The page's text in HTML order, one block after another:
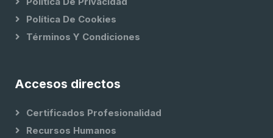
Política De Cookies
Términos Y Condiciones
Accesos directos
Certificados Profesionalidad
Recursos Humanos